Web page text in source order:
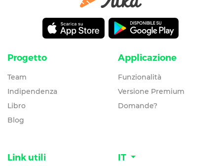
Progetto
Team
Indipendenza
Libro
Blog
Applicazione
Funzionalità
Versione Premium
Domande?
Link utili IT